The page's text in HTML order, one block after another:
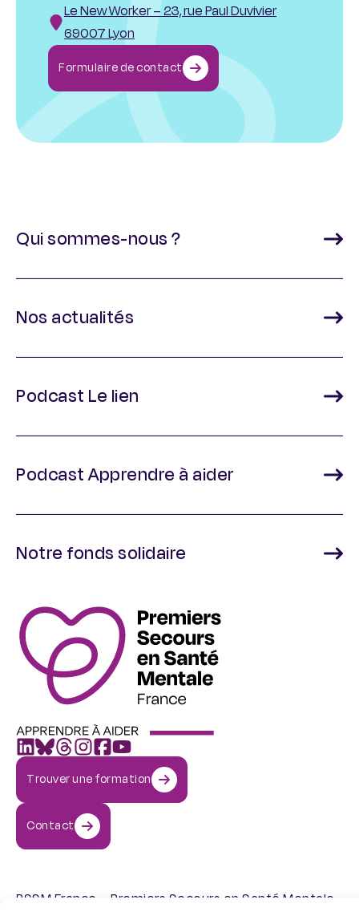
Le New Worker – 23, rue Paul Duvivier
69007 Lyon
Formulaire de contact
Trouver une formation
Contact
Qui sommes-nous ?
Nos actualités
Podcast Le lien
Podcast Apprendre à aider
Notre fonds solidaire
PSSM France – Premiers Secours en Santé Mentale